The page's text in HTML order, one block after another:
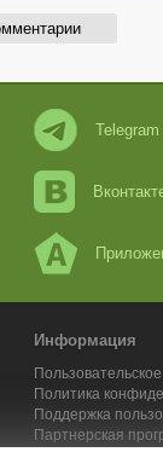
Telegram
Информация
Политика
Поддержка
Партнерская